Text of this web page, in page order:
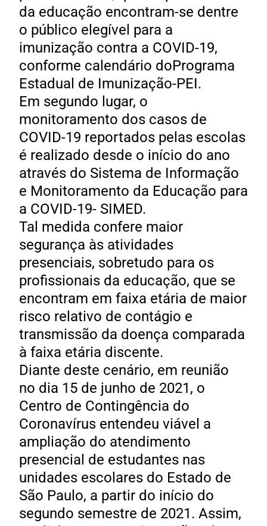
da educação encontram-se dentre
o público elegível para a
imunização contra a COVID-19,
conforme calendário doPrograma
Estadual de Imunização-PEI.
Em segundo lugar, o
monitoramento dos casos de
COVID-19 reportados pelas escolas
é realizado desde o início do ano
através do Sistema de Informação
e Monitoramento da Educação para
a COVID-19- SIMED.
Tal medida confere maior
segurança às atividades
presenciais, sobretudo para os
profissionais da educação, que se
encontram em faixa etária de maior
risco relativo de contágio e
transmissão da doença comparada
à faixa etária discente.
Diante deste cenário, em reunião
no dia 15 de junho de 2021, o
Centro de Contingência do
Coronavírus entendeu viável a
ampliação do atendimento
presencial de estudantes nas
unidades escolares do Estado de
São Paulo, a partir do início do
segundo semestre de 2021. Assim,